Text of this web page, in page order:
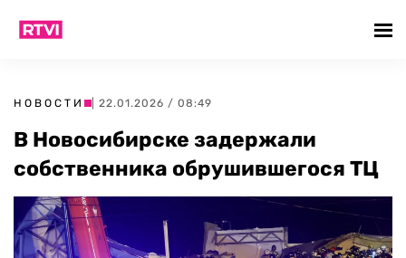
НОВОСТИ | 22.01.2026 / 08:49
В Новосибирске задержали
собственника обрушившегося ТЦ